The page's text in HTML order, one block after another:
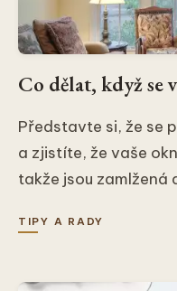
Co dělat, když se
Představte si, že se
a zjistíte, že vaše
takže jsou zamlžená
TIPY A RADY